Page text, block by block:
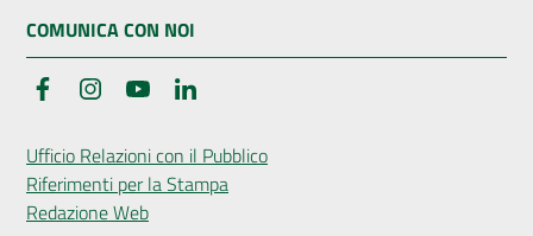
COMUNICA CON NOI
FacebookInstagramYouTube
Ufficio Relazioni con il Pubblico
Riferimenti per la Stampa
Redazione Web